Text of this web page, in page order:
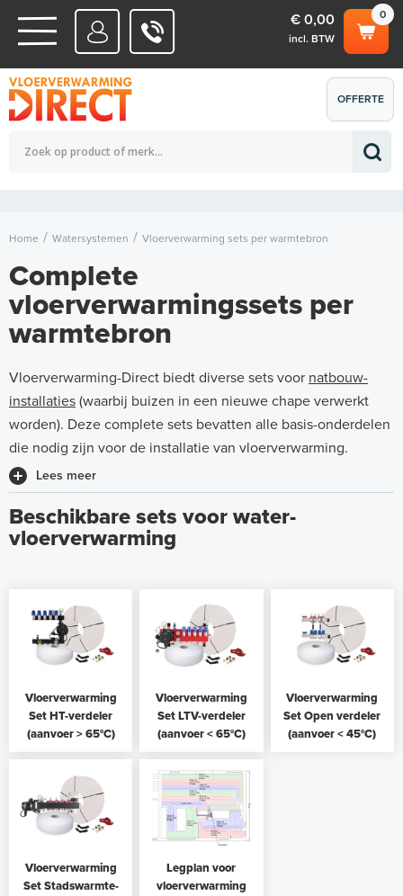
WATERSYSTEMEN
ELEKTRISCHE SYSTEMEN
0
€ 0,00
incl. BTW
Totaalbedrag (incl. BTW) € 0,00
OFFERTE
AANVRAGEN
Home Watersystemen Vloerverwarming sets per warmtebron
Complete
vloerverwarmingssets per
warmtebron
Vloerverwarming-Direct biedt diverse sets voor natbouw-
installaties (waarbij buizen in een nieuwe chape verwerkt
worden). Deze complete sets bevatten alle basis-onderdelen
die nodig zijn voor de installatie van vloerverwarming.
Lees meer
Beschikbare sets voor water-
vloerverwarming
Vloerverwarming
Set HT-verdeler
(aanvoer > 65°C)
Vloerverwarming
Set LTV-verdeler
(aanvoer < 65°C)
Vloerverwarming
Set Open verdeler
(aanvoer < 45°C)
Vloerverwarming
Set Stadswarmte-
Legplan voor
vloerverwarming